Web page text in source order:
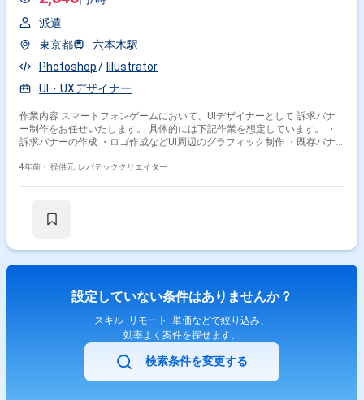
派遣
東京都
六本木駅
Photoshop
Illustrator
UI・UXデザイナー
作業内容 スマートフォンゲームにおいて、UIデザイナーとして 訴求バナ
ー制作をお任せいたします。 具体的には下記作業を想定しています。 ・
訴求バナーの作成 ・ロゴ作成などUI周辺のグラフィック制作 ・既存バナ
4年前・ 提供元: レバテッククリエイター
設定していない条件はありませんか？
スキル･リモート･単価などで絞り込み、
効率よく案件を探せます。
検索条件を変更する